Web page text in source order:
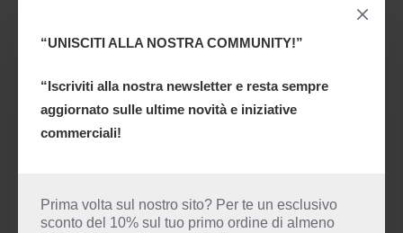
“UNISCITI ALLA NOSTRA COMMUNITY!”
“Iscriviti alla nostra newsletter e resta sempre
aggiornato sulle ultime novità e iniziative
commerciali!
Prima volta sul nostro sito? Per te un esclusivo
sconto del 10% sul tuo primo ordine di almeno